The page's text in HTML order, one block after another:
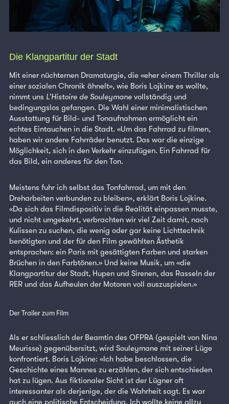
Die Klangpartitur der Stadt
Mit einer nüchternen Dramaturgie, die «eher einem Thriller als
einer sozialen Chronik ähnelt», wie Boris Lojkine es wollte,
nimmt uns L’Histoire de Souleymane vollständig und
bedingungslos gefangen. Die Wahl einer minimalistischen
Ausstattung für Bild- und Tonaufnahmen ermöglicht ein
echtes Eintauchen in die Stadt. «Um das Fahrrad zu filmen,
haben wir andere Fahrräder benutzt. Das war die einzige
Möglichkeit, sich in den Verkehr einzufügen. Ein Fahrrad für
das Bild, ein anderes für den Ton.
Meistens fuhr ich selbst das Tonfahrrad, um mit den
Dreharbeiten verbunden zu bleiben», erklärt Boris Lojkine.
«Da sich das Filmdispositiv in die Realität einpassen musste,
und nicht umgekehrt, verbrachten wir viel Zeit damit, nach
Kulissen zu suchen, die wenig oder gar keine Lichttechnik
benötigten und der für den Film gewählten Ästhetik
entsprachen: ein Paris mit gesättigten Farben und starken
Brüchen in den Farbtönen.» Und keine Musik, um «die
Klangpartitur der Stadt, Hupen und Sirenen, das Rasseln der
RER und das Aufheulen der Motoren voll auszuspielen.»
Der Trailer zum Film
Als er schliesslich der Beamtin des OFPRA (gespielt von Nina
Meurisse) gegenübersitzt, wird Souleymane mit seiner Lüge
konfrontiert. Boris Lojkine: «Ich habe beschlossen, die
Geschichte eines Mannes zu erzählen, der sich entschieden
hat zu lügen. Aus fiktionaler Sicht ist der Lügner oft
interessanter als derjenige, der die Wahrheit sagt. Es war
auch eine politische Entscheidung. Ich wollte keine allzu